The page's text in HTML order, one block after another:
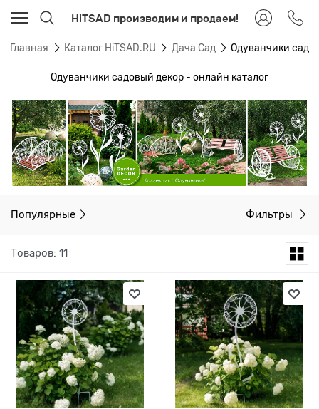
HiTSAD производим и продаем!
Главная Каталог HiTSAD.RU Дача Сад Одуванчики
Одуванчики садовый декор - онлайн каталог
Популярные Фильтры
Товаров: 11